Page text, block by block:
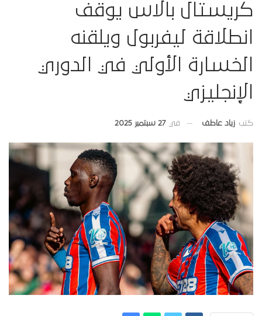
كريستال بالاس يوقف
انطلاقة ليفربول ويلقنه
الخسارة الأولي في الدوري
الإنجليزي
كتب زياد عاطف في 27 سبتمبر 2025